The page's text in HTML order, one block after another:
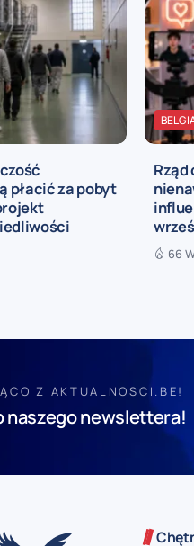
płacić za pobyt
Rząd
66
Z AKTUALNOSCI.BE!
naszego newslettera!